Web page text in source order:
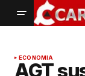
ECONOMIA
AGT